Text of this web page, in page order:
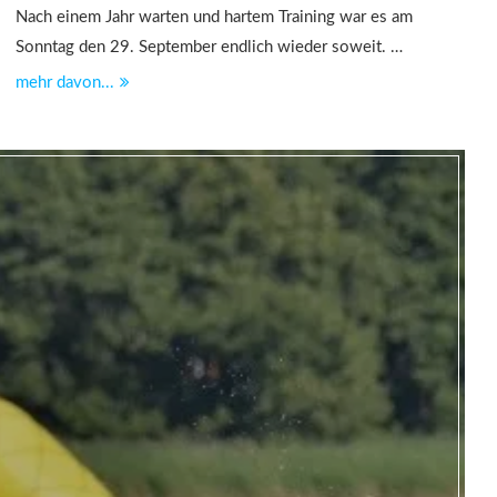
Nach einem Jahr warten und hartem Training war es am
Sonntag den 29. September endlich wieder soweit. …
mehr davon...